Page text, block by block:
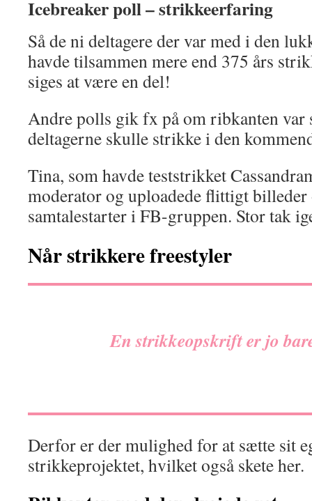
Icebreaker poll – strikkeerfaring
Så de ni deltagere der var med i den
havde tilsammen mere end 375 års
siges at være en del!
Andre polls gik fx på om ribkanten
deltagerne skulle strikke i den
Tina, som havde teststrikket
moderator og uploadede flittigt billeder
samtalestarter i FB-gruppen. Stor tak
Når strikkere freestyler
En strikkeopskrift er jo
Derfor er der mulighed for at sætte sit
strikkeprojektet, hvilket også skete her.